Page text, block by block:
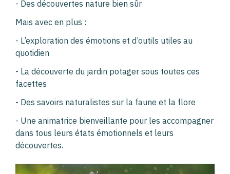
- Des découvertes nature bien sûr
Mais avec en plus :
- L’exploration des émotions et d’outils utiles au
quotidien
- La découverte du jardin potager sous toutes ces
facettes
- Des savoirs naturalistes sur la faune et la flore
- Une animatrice bienveillante pour les accompagner
dans tous leurs états émotionnels et leurs
découvertes.